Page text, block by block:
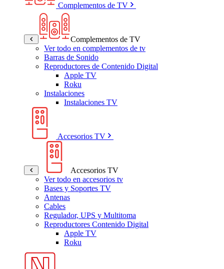
Complementos de TV
Complementos de TV
Ver todo en complementos de tv
Barras de Sonido
Reproductores de Contenido Digital
Apple TV
Roku
Instalaciones
Instalaciones TV
Accesorios TV
Accesorios TV
Ver todo en accesorios tv
Bases y Soportes TV
Antenas
Cables
Regulador, UPS y Multitoma
Reproductores Contenido Digital
Apple TV
Roku